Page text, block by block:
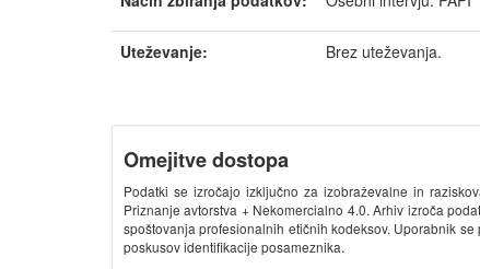
Uteževanje: Brez uteževanja.
Omejitve dostopa
Podatki se izročajo izključno za izobraževalne in
Priznanje avtorstva + Nekomercialno 4.0. Arhiv izroča
spoštovanja profesionalnih etičnih kodeksov. Uporabnik
poskusov identifikacije posameznika.